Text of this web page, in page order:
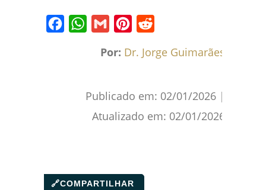
Por: Dr. Jorge Guimarães
Publicado em: 02/01/2026 |
Atualizado em: 02/01/2026
🔗COMPARTILHAR